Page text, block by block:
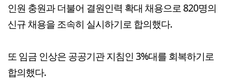
인원 충원과 더불어 결원인력 확대 채용으로 820명의
신규 채용을 조속히 실시하기로 합의했다.
또 임금 인상은 공공기관 지침인 3%대를 회복하기로
합의했다.